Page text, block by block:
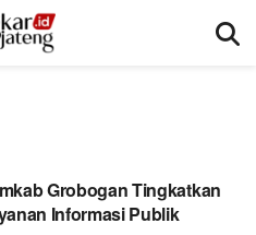
Grobogan Tingkatkan
Informasi Publik